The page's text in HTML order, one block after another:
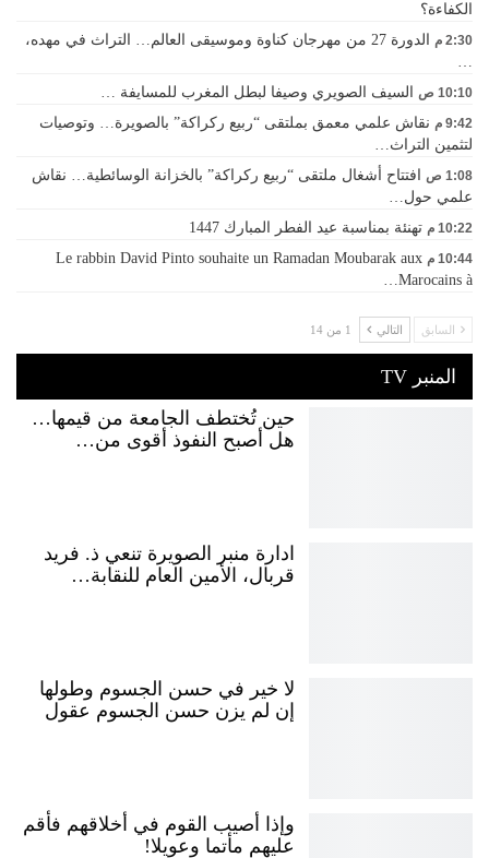
الكفاءة؟
2:30 م
الدورة 27 من مهرجان كناوة وموسيقى العالم… التراث في مهده،
…
10:10 ص السيف الصويري وصيفا لبطل المغرب للمسايفة …
9:42 م
نقاش علمي معمق بملتقى “ربيع ركراكة” بالصويرة… وتوصيات
لتثمين التراث…
1:08 ص
افتتاح أشغال ملتقى “ربيع ركراكة” بالخزانة الوسائطية… نقاش
علمي حول…
10:22 م تهنئة بمناسبة عيد الفطر المبارك 1447
10:44 م
Le rabbin David Pinto souhaite un Ramadan Moubarak aux
Marocains à…
السابق التالي 1 من 14
المنبر TV
حين تُختطف الجامعة من قيمها…
هل أصبح النفوذ أقوى من…
ادارة منبر الصويرة تنعي ذ. فريد
قربال، الأمين العام للنقابة…
لا خير في حسن الجسوم وطولها
إن لم يزن حسن الجسوم عقول
وإذا أصيب القوم في أخلاقهم فأقم
عليهم مأتما وعويلا!